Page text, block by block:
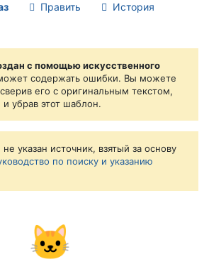
Править История
с помощью искусственного
содержать ошибки. Вы можете
его с оригинальным текстом,
убрав этот шаблон.
указан источник, взятый за основу
по поиску и указанию
🐱